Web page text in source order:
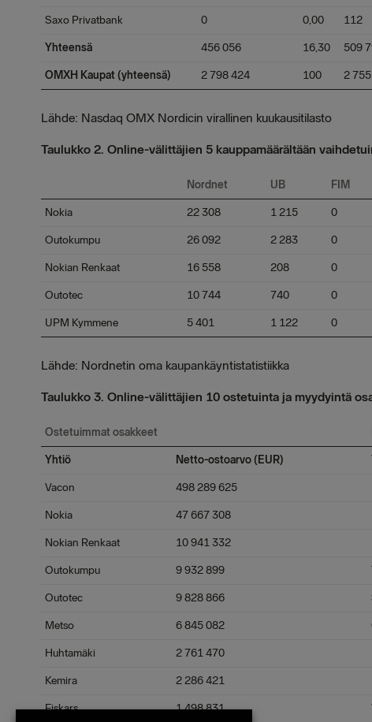
Saxo Privatbank 0 0,00 112
Yhteensä 456 056 16,30 509
OMXH Kaupat (yhteensä) 2 798 424 100 2
Lähde: Nasdaq OMX Nordicin virallinen kuukausitilasto
Taulukko 2. Online-välittäjien 5 kauppamäärältään
Nordnet UB FIM
Nokia 22 308 1 215 0
Outokumpu 26 092 2 283 0
Nokian Renkaat 16 558 208 0
Outotec 10 744 740 0
UPM Kymmene 5 401 1 122 0
Lähde: Nordnetin oma kaupankäyntistatistiikka
Taulukko 3. Online-välittäjien 10 ostetuinta ja myydyintä
Ostetuimmat osakkeet
Yhtiö Netto-ostoarvo (EUR)
Vacon 498 289 625
Nokia 47 667 308
Nokian Renkaat 10 941 332
Outokumpu 9 932 899
Outotec 9 828 866
Metso 6 845 082
Huhtamäki 2 761 470
Kemira 2 286 421
Fiskars 1 498 831